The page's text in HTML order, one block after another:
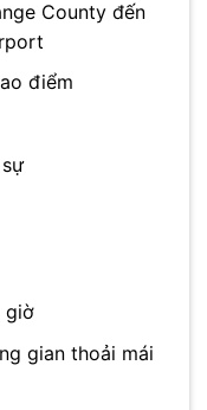
County đến
điểm
giờ
gian thoải mái